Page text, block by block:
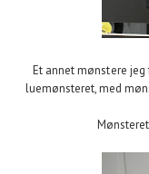
Et annet mønstere
luemønsteret, med